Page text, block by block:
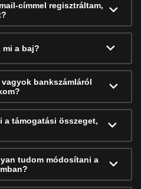
címmel regisztráltam,
mi a baj?
bankszámláról
a támogatási összeget,
tudom módosítani a